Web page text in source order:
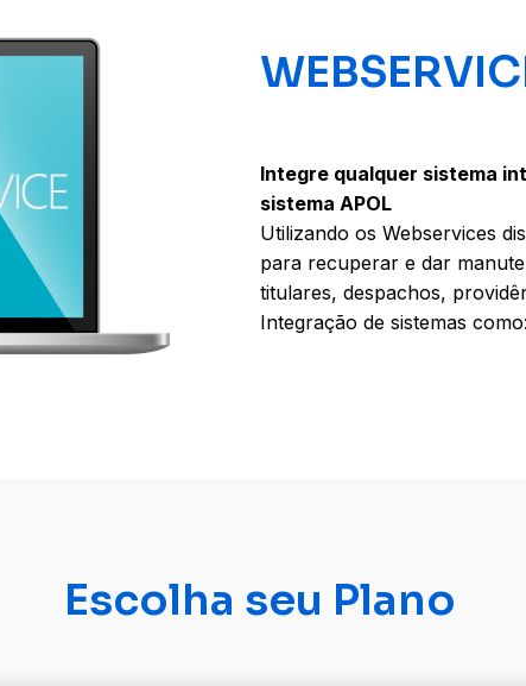
Integre qualquer sistema
sistema APOL
Utilizando os Webservices
para recuperar e dar
titulares, despachos,
Integração de sistemas
Escolha seu Plano